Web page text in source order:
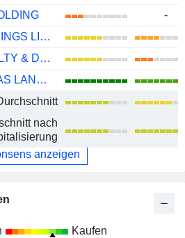
-
CK ASSET HOLDINGS LIMITED
SUMITOMO REALTY & DEVELOPMENT CO., LTD.
CHINA OVERSEAS LAND & INVESTMENT LIMITED
nach
anzeigen
Kaufen